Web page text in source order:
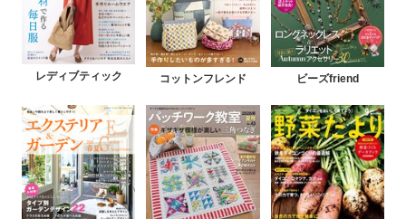
レディブティック コットンフレンド ビーズfriend